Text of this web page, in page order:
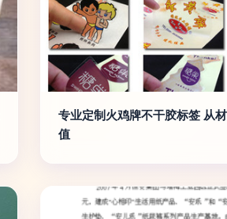
专业定制火鸡牌不干胶标签 从
值